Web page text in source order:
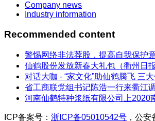
Company news
Industry information
Recommended content
警惕网络非法荐股，提高自我保护
仙鹤股份发放新春大礼包（衢州日报
对话大咖 - “家文化”助仙鹤腾飞 三
省工商联党组书记陈浩一行来衢江
河南仙鹤特种浆纸有限公司上2020
ICP备案号： 浙ICP备05010542号 ，公安